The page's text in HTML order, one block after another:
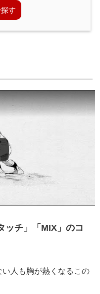
す
ッチ」「MIX」のコ
人も胸が熱くなるこの